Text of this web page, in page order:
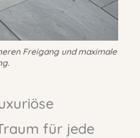
Freigang und maximale
für jede